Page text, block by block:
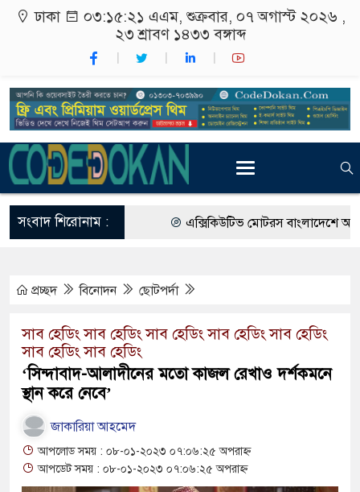
ঢাকা ০৩:১৫:২২ এএম, শুক্রবার, ০৭ অগাস্ট ২০২৬ ,
২৩ শ্রাবণ ১৪৩৩ বঙ্গাব্দ
সংবাদ শিরোনাম : এক্সিকিউটিভ মোটরস বাংলাদেশে আনলো
গ্রাহক পর্যায়ে বিদ্যুতের দাম বাড়ানোর
বাংলাদেশের তৈরি পোশাকের বড় বাজার
প্রচ্ছদ বিনোদন ছোটপর্দা
সাব হেডিং সাব হেডিং সাব হেডিং সাব হেডিং সাব হেডিং
সাব হেডিং সাব হেডিং
‘সিন্দাবাদ-আলাদীনের মতো কাজল রেখাও দর্শকমনে
স্থান করে নেবে’
জাকারিয়া আহমেদ
আপলোড সময় : ০৮-০১-২০২৩ ০৭:০৬:২৫ অপরাহ্ন
আপডেট সময় : ০৮-০১-২০২৩ ০৭:০৬:২৫ অপরাহ্ন